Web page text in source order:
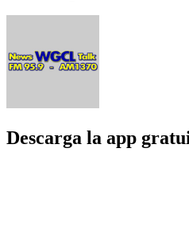
Descarga la app